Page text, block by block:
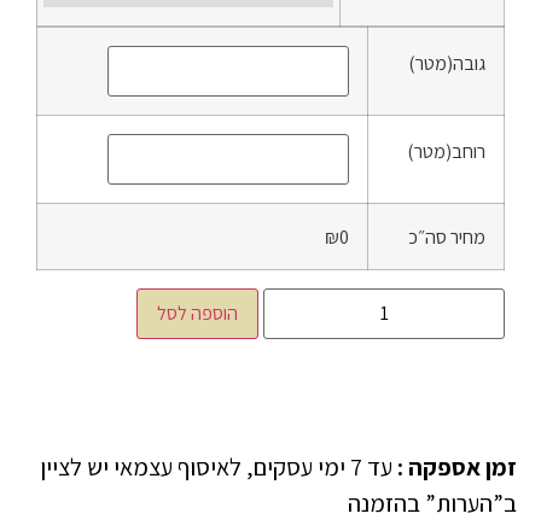
גובה(מטר)
רוחב(מטר)
מחיר סה״כ ₪0
הוספה לסל
זמן אספקה :
עד 7 ימי עסקים, לאיסוף עצמאי יש לציין
ב”הערות” בהזמנה